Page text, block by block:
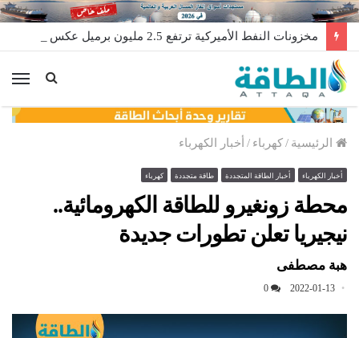
الرئيسية /كهرباء / أخبار الكهرباء
أخبار الكهرباء أخبار الطاقة المتجددة طاقة متجددة كهرباء
محطة زونغيرو للطاقة الكهرومائية..
نيجيريا تعلن تطورات جديدة
هبة مصطفى
2022-01-13
0